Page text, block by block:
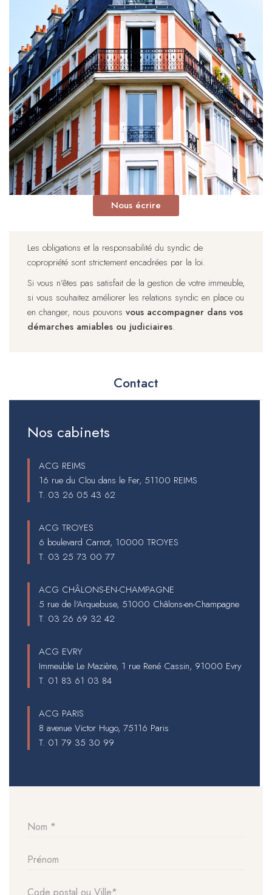
Nous écrire
Les obligations et la responsabilité du syndic de
copropriété sont strictement encadrées par la loi.
Si vous n’êtes pas satisfait de la gestion de votre immeuble,
si vous souhaitez améliorer les relations syndic en place ou
en changer, nous pouvons vous accompagner dans vos
démarches amiables ou judiciaires.
Contact
Nos cabinets
ACG REIMS
16 rue du Clou dans le Fer, 51100 REIMS
T. 03 26 05 43 62
ACG TROYES
6 boulevard Carnot, 10000 TROYES
T. 03 25 73 00 77
ACG CHÂLONS-EN-CHAMPAGNE
5 rue de l'Arquebuse, 51000 Châlons-en-Champagne
T. 03 26 69 32 42
ACG EVRY
Immeuble Le Mazière, 1 rue René Cassin, 91000 Evry
T. 01 83 61 03 84
ACG PARIS
8 avenue Victor Hugo, 75116 Paris
T. 01 79 35 30 99